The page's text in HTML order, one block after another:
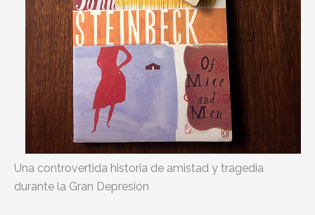
Una controvertida historia de amistad y tragedia
durante la Gran Depresión